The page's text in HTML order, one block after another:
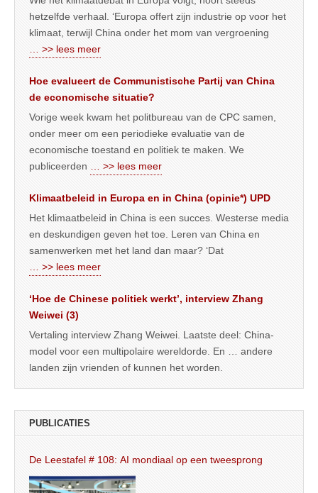
hetzelfde verhaal. ‘Europa offert zijn industrie op voor het
klimaat, terwijl China onder het mom van vergroening
… >> lees meer
Hoe evalueert de Communistische Partij van China
de economische situatie?
Vorige week kwam het politbureau van de CPC samen,
onder meer om een periodieke evaluatie van de
economische toestand en politiek te maken. We
publiceerden
… >> lees meer
Klimaatbeleid in Europa en in China (opinie*) UPD
Het klimaatbeleid in China is een succes. Westerse media
en deskundigen geven het toe. Leren van China en
samenwerken met het land dan maar? ‘Dat
… >> lees meer
‘Hoe de Chinese politiek werkt’, interview Zhang
Weiwei (3)
Vertaling interview Zhang Weiwei. Laatste deel: China-
model voor een multipolaire wereldorde. En … andere
landen zijn vrienden of kunnen het worden.
PUBLICATIES
De Leestafel # 108: AI mondiaal op een tweesprong